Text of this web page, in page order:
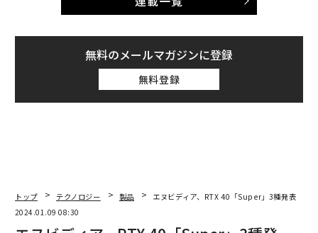
無料のメールマガジンに登録
無料登録
トップ テクノロジー 製品
エヌビディア、RTX 40「Super」3種発表
2024.01.09 08:30